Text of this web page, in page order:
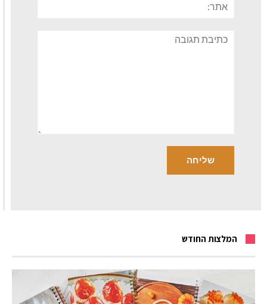
תגובה
המלצות החודש